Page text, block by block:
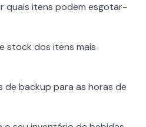
quais itens podem esgotar-
stock dos itens mais
de backup para as horas de